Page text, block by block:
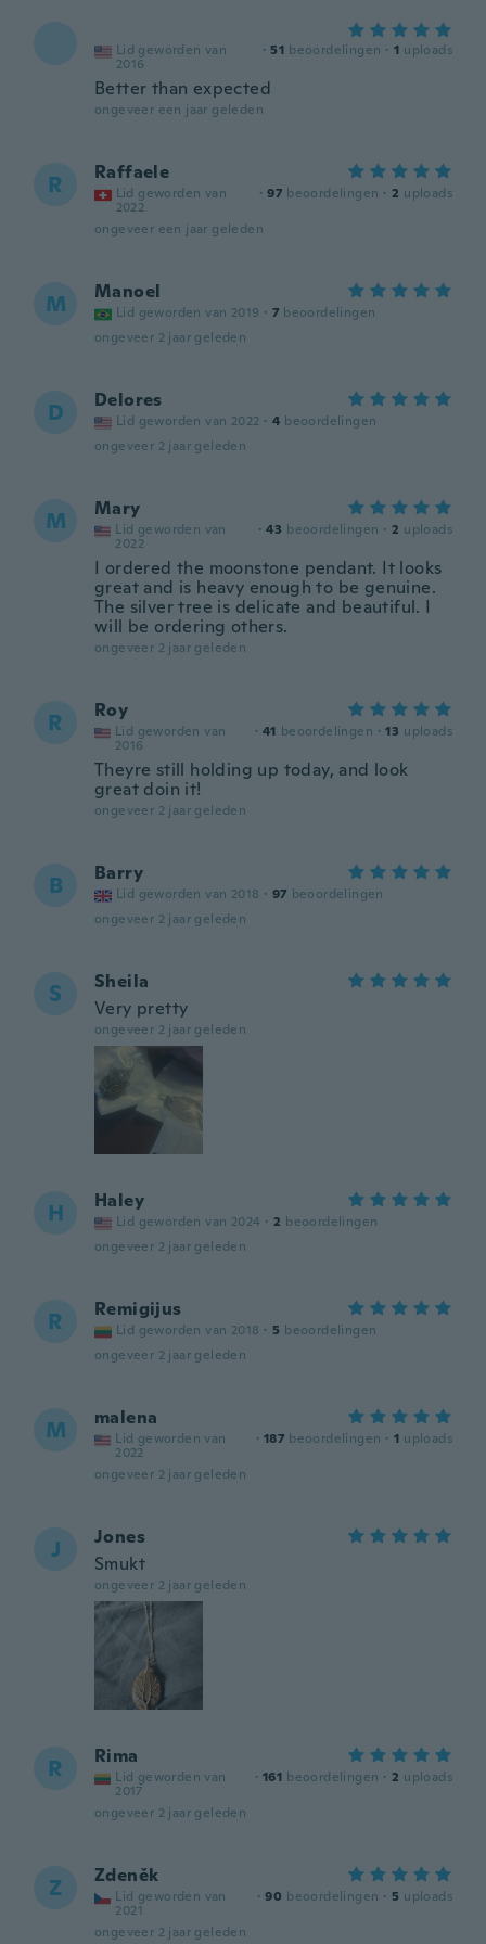
Lid geworden van
2016
· 51 beoordelingen · 1 uploads
Better than expected
ongeveer een jaar geleden
R Raffaele
Lid geworden van
2022
· 97 beoordelingen · 2 uploads
ongeveer een jaar geleden
M Manoel
Lid geworden van 2019 · 7 beoordelingen
ongeveer 2 jaar geleden
D Delores
Lid geworden van 2022 · 4 beoordelingen
ongeveer 2 jaar geleden
M Mary
Lid geworden van
2022
· 43 beoordelingen · 2 uploads
I ordered the moonstone pendant. It looks
great and is heavy enough to be genuine.
The silver tree is delicate and beautiful. I
will be ordering others.
ongeveer 2 jaar geleden
R Roy
Lid geworden van
2016
· 41 beoordelingen · 13 uploads
Theyre still holding up today, and look
great doin it!
ongeveer 2 jaar geleden
B Barry
Lid geworden van 2018 · 97 beoordelingen
ongeveer 2 jaar geleden
S
Sheila
Very pretty
ongeveer 2 jaar geleden
H Haley
Lid geworden van 2024 · 2 beoordelingen
ongeveer 2 jaar geleden
R Remigijus
Lid geworden van 2018 · 5 beoordelingen
ongeveer 2 jaar geleden
M malena
Lid geworden van
2022
· 187 beoordelingen · 1 uploads
ongeveer 2 jaar geleden
J
Jones
Smukt
ongeveer 2 jaar geleden
R Rima
Lid geworden van
2017
· 161 beoordelingen · 2 uploads
ongeveer 2 jaar geleden
Z Zdeněk
Lid geworden van
2021
· 90 beoordelingen · 5 uploads
ongeveer 2 jaar geleden